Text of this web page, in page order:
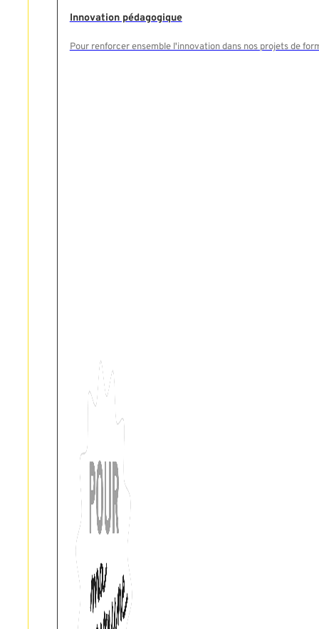
Innovation pédagogique
Pour renforcer ensemble l'innovation dans nos projets de